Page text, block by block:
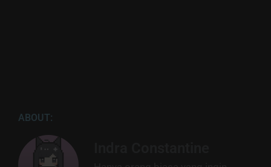
ABOUT: